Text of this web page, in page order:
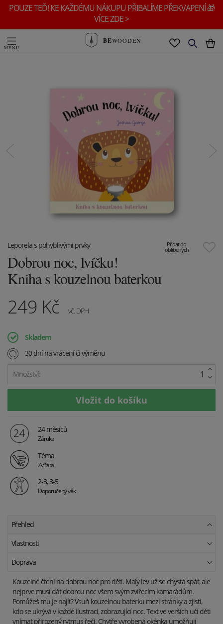
POUZE TEĎ! KE KAŽDÉMU NÁKUPU PŘIBALÍME PŘEKVAPENÍ 🎁
VÍCE ZDE >
BEWOODEN
Přidat do
oblíbených
Leporela s pohyblivými prvky
Dobrou noc, lvíčku!
Kniha s kouzelnou baterkou
249 Kč vč. DPH
Skladem
30 dní na vrácení či výměnu
Množství:
24 měsíců
Záruka
Téma
Zvířata
2-3, 3-5
Doporučený věk
Přehled
Vlastnosti
Doprava
Kouzelné čtení na dobrou noc pro děti. Malý lev už se chystá spát, ale
nejprve musí dát dobrou noc všem svým zvířecím kamarádům.
Pomůžeš mu je najít? Vsuň kouzelnou baterku mezi stránky a zjisti,
kdo se ukrývá v každé ilustraci, zobrazující noc. Text ve verších učí děti
vnímat přirozený rytmus řeči. Chytře vyrobená okénka umožňují